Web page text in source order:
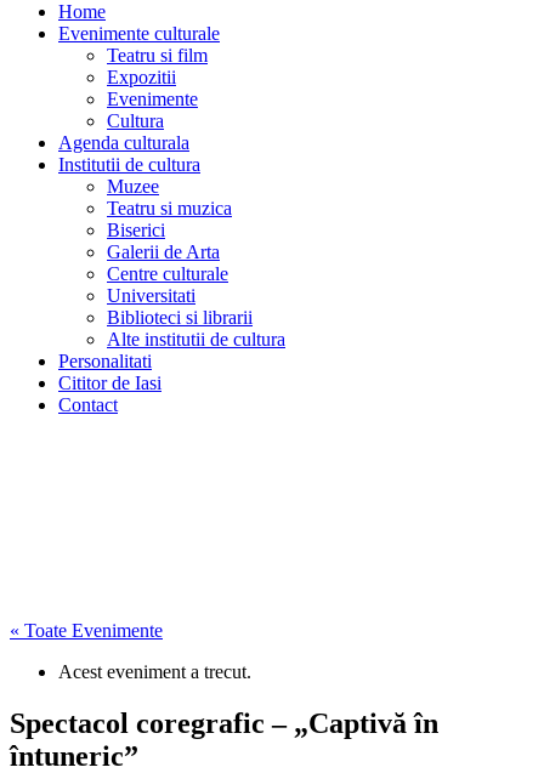
Home
Evenimente culturale
Teatru si film
Expozitii
Evenimente
Cultura
Agenda culturala
Institutii de cultura
Muzee
Teatru si muzica
Biserici
Galerii de Arta
Centre culturale
Universitati
Biblioteci si librarii
Alte institutii de cultura
Personalitati
Cititor de Iasi
Contact
« Toate Evenimente
Acest eveniment a trecut.
Spectacol coregrafic – „Captivă în
întuneric”